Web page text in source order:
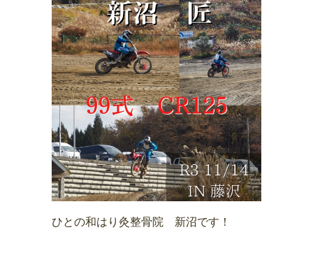
ひとの和はり灸整骨院 新沼です！